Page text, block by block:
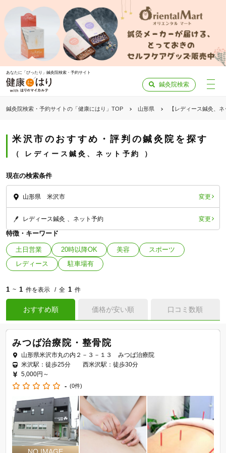
あなたに「ぴったり」鍼灸院検索・予約サイト
鍼灸院検索
鍼灸院検索・予約サイトの「健康にはり」TOP 山形県 【レディース鍼灸、
米沢市のおすすめ・評判の鍼灸院を探す
レディース鍼灸、ネット予約
現在の検索条件
山形県 米沢市 変更
レディース鍼灸 ネット予約 変更
特徴・キーワード
土日営業 20時以降OK 美容
スポーツ
レディース
駐車場有
1 ~ 1 件を表示 全 1 件
おすすめ順 価格が安い順 口コミ数順
みつば治療院・整骨院
山形県米沢市丸の内２－３－１３ みつば治療院
米沢駅：徒歩25分 西米沢駅：徒歩30分
5,000円～
- (0件)
「健康にはりを見た」